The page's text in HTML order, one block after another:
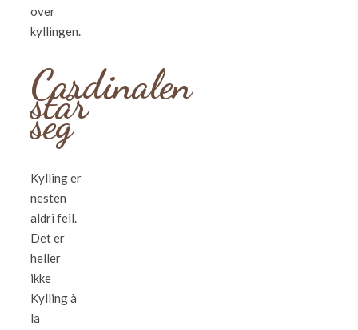
over
kyllingen.
Cardinalen
står
seg
Kylling er
nesten
aldri feil.
Det er
heller
ikke
Kylling à
la